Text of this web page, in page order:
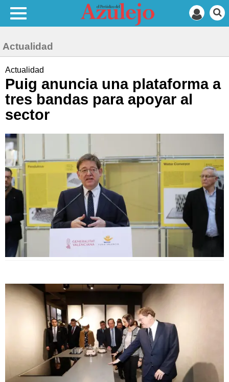
Actualidad
Actualidad
Puig anuncia una plataforma a
tres bandas para apoyar al
sector